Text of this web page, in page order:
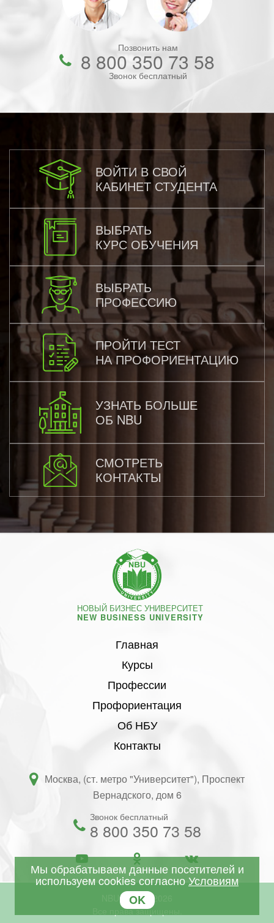
Позвонить нам
8 800 350 73 58
Звонок бесплатный
ВОЙТИ В СВОЙ
КАБИНЕТ СТУДЕНТА
ВЫБРАТЬ
КУРС ОБУЧЕНИЯ
ВЫБРАТЬ
ПРОФЕССИЮ
ПРОЙТИ ТЕСТ
НА ПРОФОРИЕНТАЦИЮ
УЗНАТЬ БОЛЬШЕ
ОБ NBU
СМОТРЕТЬ
КОНТАКТЫ
НОВЫЙ БИЗНЕС УНИВЕРСИТЕТ
NEW BUSINESS UNIVERSITY
Главная
Курсы
Профессии
Профориентация
Об НБУ
Контакты
Москва, (ст. метро "Университет"), Проспект
Вернадского, дом 6
Звонок бесплатный
8 800 350 73 58
NBU © 2001-2026
Все права защищены.
Мы обрабатываем данные посетителей и
используем cookies согласноУсловиям
OK